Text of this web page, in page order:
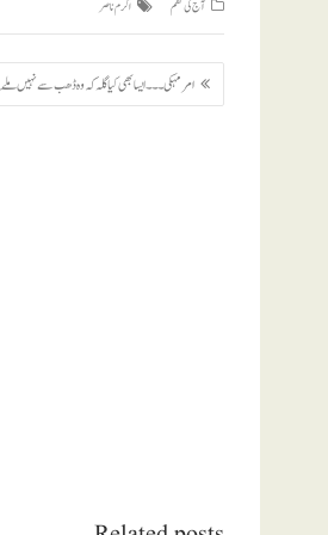
آج کی نظم اکرم ناصر
پوسٹوں
کی
امر مہکی ۔۔۔ ایسا بھی کیا گلہ کہ وہ ڈھب سے نہیں مِلے